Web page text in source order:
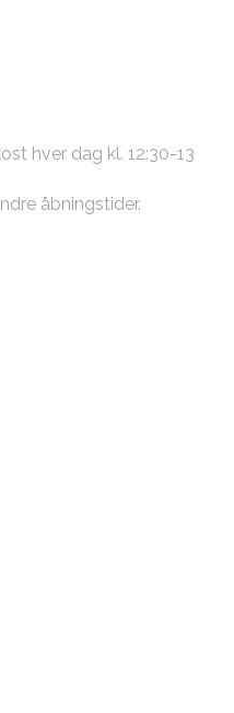
hver dag kl. 12:30-13
åbningstider.